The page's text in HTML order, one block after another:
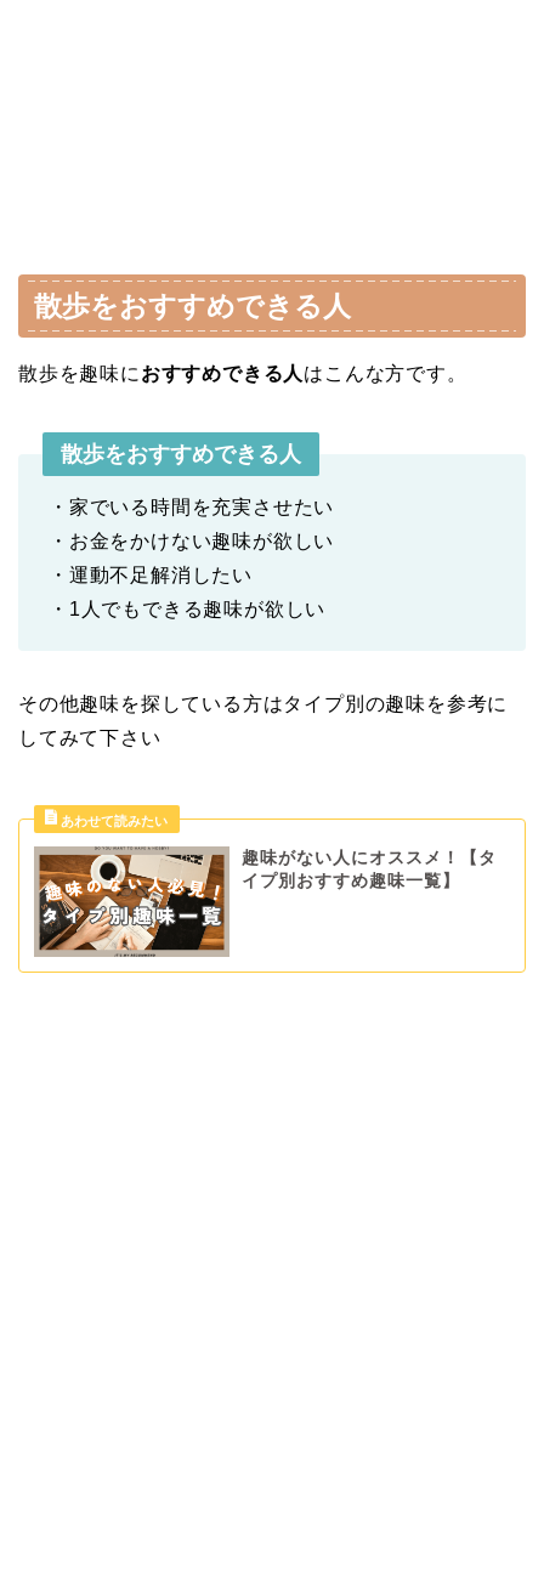
散歩をおすすめできる人
散歩を趣味に おすすめできる人 はこんな方です。
散歩をおすすめできる人
・家でいる時間を充実させたい
・お金をかけない趣味が欲しい
・運動不足解消したい
・1人でもできる趣味が欲しい
その他趣味を探している方はタイプ別の趣味を参考に
してみて下さい
趣味がない人にオススメ！【タ
イプ別おすすめ趣味一覧】